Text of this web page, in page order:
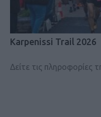
Karpenissi Trail 2026
Δείτε τις πληροφορίες